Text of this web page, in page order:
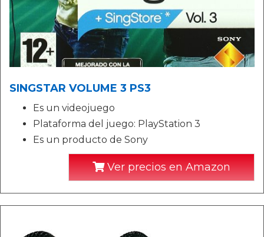
SINGSTAR VOLUME 3 PS3
Es un videojuego
Plataforma del juego: PlayStation 3
Es un producto de Sony
Ver precios en Amazon